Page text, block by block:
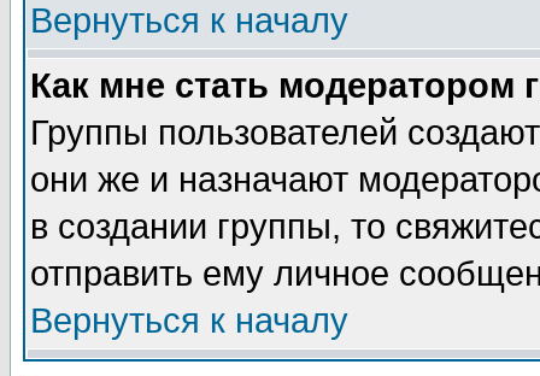
Вернуться к началу
Как мне стать модератором
Группы пользователей
они же и назначают
в создании группы, то
отправить ему личное
Вернуться к началу